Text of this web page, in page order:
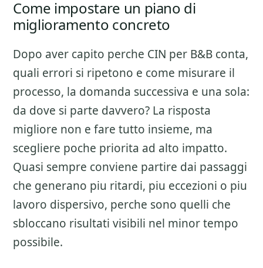
Come impostare un piano di
miglioramento concreto
Dopo aver capito perche CIN per B&B conta,
quali errori si ripetono e come misurare il
processo, la domanda successiva e una sola:
da dove si parte davvero? La risposta
migliore non e fare tutto insieme, ma
scegliere poche priorita ad alto impatto.
Quasi sempre conviene partire dai passaggi
che generano piu ritardi, piu eccezioni o piu
lavoro dispersivo, perche sono quelli che
sbloccano risultati visibili nel minor tempo
possibile.